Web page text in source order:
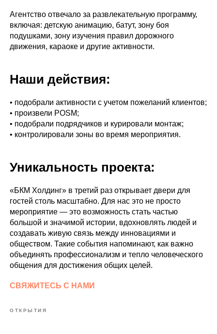
Агентство отвечало за развлекательную программу,
включая: детскую анимацию, батут, зону боя
подушками, зону изучения правил дорожного
движения, караоке и другие активности.
Наши действия:
• подобрали активности с учетом пожеланий клиентов;
• произвели POSM;
• подобрали подрядчиков и курировали монтаж;
• контролировали зоны во время мероприятия.
Уникальность проекта:
«БКМ Холдинг» в третий раз открывает двери для
гостей столь масштабно. Для нас это не просто
мероприятие — это возможность стать частью
большой и значимой истории, вдохновлять людей и
создавать живую связь между инновациями и
обществом. Такие события напоминают, как важно
объединять профессионализм и тепло человеческого
общения для достижения общих целей.
СВЯЖИТЕСЬ С НАМИ
ОТКРЫТИЯ